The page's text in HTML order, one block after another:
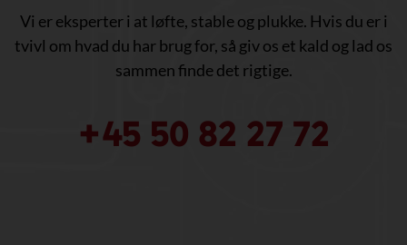
Vi er eksperter i at løfte, stable og plukke. Hvis du er i
tvivl om hvad du har brug for, så giv os et kald og lad os
sammen finde det rigtige.
+45 50 82 27 72